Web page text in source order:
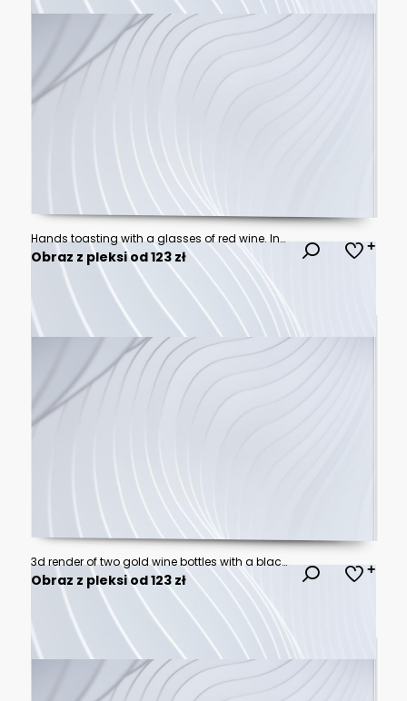
Hands toasting with a glasses of red wine. Ink and watercolor illustration
Obraz z pleksi od 123 zł
3d render of two gold wine bottles with a black label on a black background.
Obraz z pleksi od 123 zł